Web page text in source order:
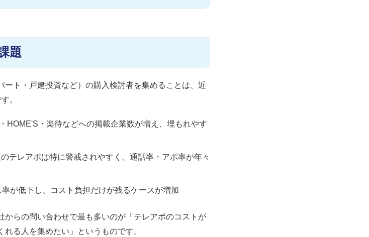
題
ト・戸建投資など）の購入検討者を集めることは、近
。
HOME'S・楽待などへの掲載企業数が増え、埋もれやす
テレアポは特に警戒されやすく、通話率・アポ率が年々
が低下し、コスト負担だけが残るケースが増加
からの問い合わせで最も多いのが「テレアポのコストが
る人を集めたい」というものです。